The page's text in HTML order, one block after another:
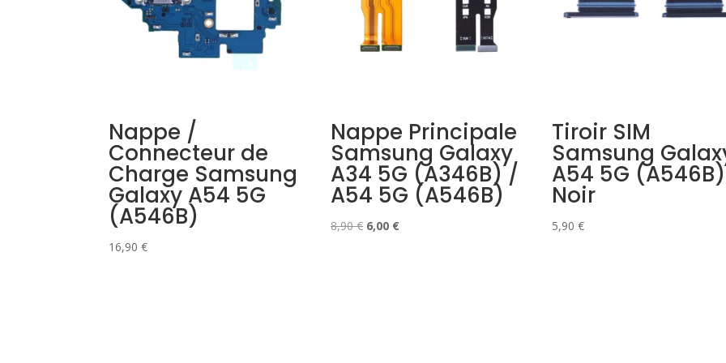
Nappe /
Connecteur de
Charge Samsung
Galaxy A54 5G
(A546B)
16,90€
Nappe Principale
Samsung Galaxy
A34 5G (A346B) /
A54 5G (A546B)
8,90€ Le
6,00 €Le
Tiroir SIM
Samsung
A54 5G (A546B)
Noir
5,90€